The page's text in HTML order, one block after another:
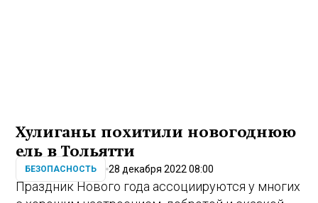
Хулиганы похитили новогоднюю
ель в Тольятти
БЕЗОПАСНОСТЬ 28 декабря 2022 08:00
Праздник Нового года ассоциируются у многих